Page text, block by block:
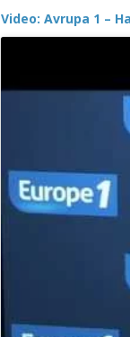
Video: Avrupa 1 –